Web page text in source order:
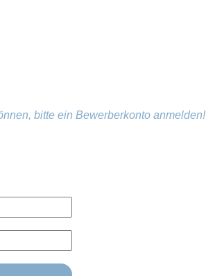
bitte ein Bewerberkonto anmelden!